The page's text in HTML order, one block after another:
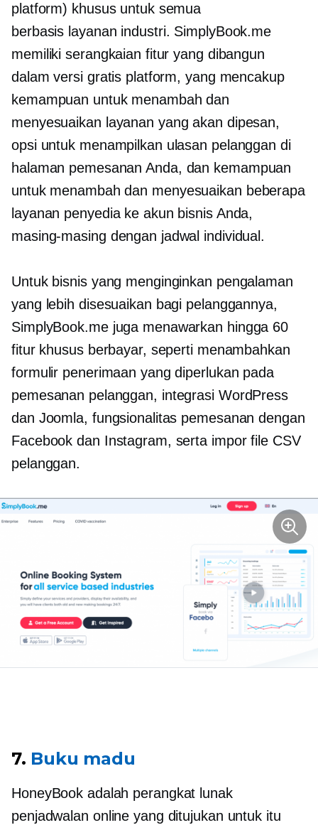
platform) khusus untuk semua
berbasis layanan industri. SimplyBook.me
memiliki serangkaian fitur yang dibangun
dalam versi gratis platform, yang mencakup
kemampuan untuk menambah dan
menyesuaikan layanan yang akan dipesan,
opsi untuk menampilkan ulasan pelanggan di
halaman pemesanan Anda, dan kemampuan
untuk menambah dan menyesuaikan beberapa
layanan penyedia ke akun bisnis Anda,
masing-masing dengan jadwal individual.
Untuk bisnis yang menginginkan pengalaman
yang lebih disesuaikan bagi pelanggannya,
SimplyBook.me juga menawarkan hingga 60
fitur khusus berbayar, seperti menambahkan
formulir penerimaan yang diperlukan pada
pemesanan pelanggan, integrasi WordPress
dan Joomla, fungsionalitas pemesanan dengan
Facebook dan Instagram, serta impor file CSV
pelanggan.
7. Buku madu
HoneyBook adalah perangkat lunak
penjadwalan online yang ditujukan untuk itu